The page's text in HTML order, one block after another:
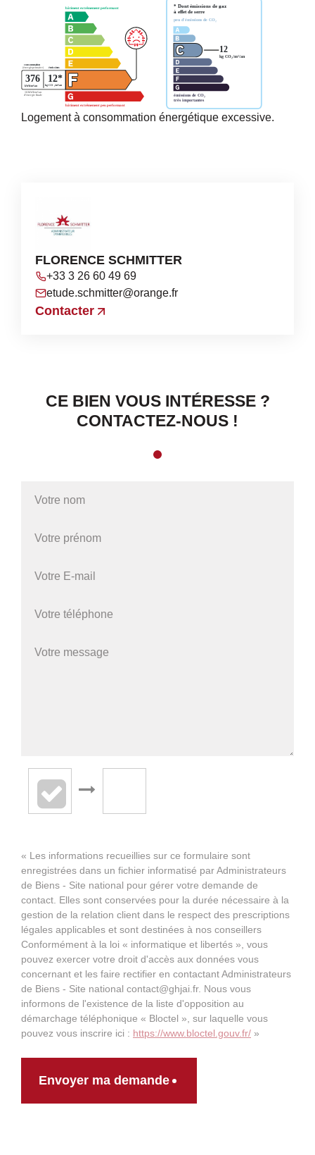
Logement à consommation énergétique excessive.
FLORENCE SCHMITTER
+33 3 26 60 49 69
etude.schmitter@orange.fr
Contacter
CE BIEN VOUS INTÉRESSE ?
CONTACTEZ-NOUS !
« Les informations recueillies sur ce formulaire sont
enregistrées dans un fichier informatisé par Administrateurs
de Biens - Site national pour gérer votre demande de
contact. Elles sont conservées pour la durée nécessaire à la
gestion de la relation client dans le respect des prescriptions
légales applicables et sont destinées à nos conseillers
Conformément à la loi « informatique et libertés », vous
pouvez exercer votre droit d'accès aux données vous
concernant et les faire rectifier en contactant Administrateurs
de Biens - Site national contact@ghjai.fr. Nous vous
informons de l'existence de la liste d'opposition au
démarchage téléphonique « Bloctel », sur laquelle vous
pouvez vous inscrire ici : https://www.bloctel.gouv.fr/ »
Envoyer ma demande